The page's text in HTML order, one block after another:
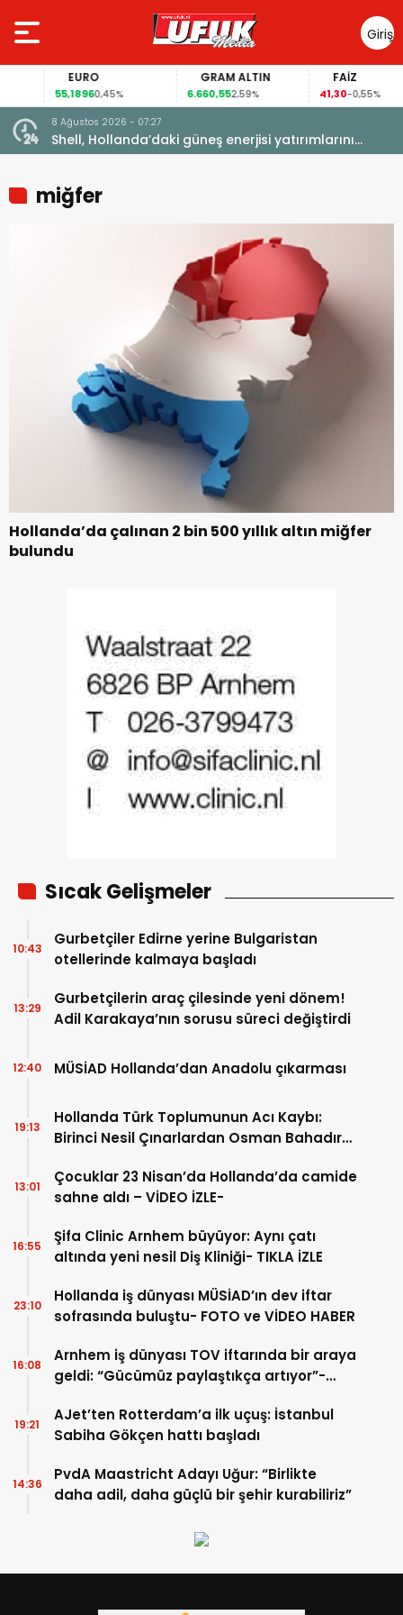
Giriş
Yap
EURO
55,18960,45%
GRAM ALTIN
6.660,552,59%
FAİZ
41,30-0,55%
8 Ağustos 2026 - 07:27
Shell, Hollanda’daki güneş enerjisi yatırımlarını
elden çıkarıyor
miğfer
Hollanda’da çalınan 2 bin 500 yıllık altın miğfer
bulundu
Sıcak Gelişmeler
Gurbetçiler Edirne yerine Bulgaristan
otellerinde kalmaya başladı
10:43
Gurbetçilerin araç çilesinde yeni dönem!
Adil Karakaya’nın sorusu süreci değiştirdi
13:29
MÜSİAD Hollanda’dan Anadolu çıkarması
12:40
Hollanda Türk Toplumunun Acı Kaybı:
Birinci Nesil Çınarlardan Osman Bahadır
19:13
Çocuklar 23 Nisan’da Hollanda’da camide
sahne aldı – VİDEO İZLE-
13:01
Şifa Clinic Arnhem büyüyor: Aynı çatı
altında yeni nesil Diş Kliniği- TIKLA İZLE
16:55
Hollanda iş dünyası MÜSİAD’ın dev iftar
sofrasında buluştu- FOTO ve VİDEO HABER
23:10
Arnhem iş dünyası TOV iftarında bir araya
geldi: “Gücümüz paylaştıkça artıyor”-
16:08
AJet’ten Rotterdam’a ilk uçuş: İstanbul
Sabiha Gökçen hattı başladı
19:21
PvdA Maastricht Adayı Uğur: “Birlikte
daha adil, daha güçlü bir şehir kurabiliriz”
14:36